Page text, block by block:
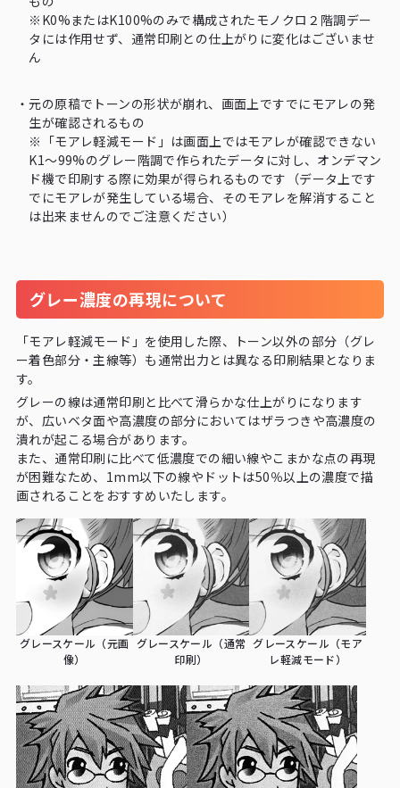
※K0%またはK100%のみで構成されたモノクロ２階調デー
タには作用せず、通常印刷との仕上がりに変化はございませ
ん
・元の原稿でトーンの形状が崩れ、画面上ですでにモアレの発
生が確認されるもの
※「モアレ軽減モード」は画面上ではモアレが確認できない
K1〜99%のグレー階調で作られたデータに対し、オンデマン
ド機で印刷する際に効果が得られるものです（データ上です
でにモアレが発生している場合、そのモアレを解消すること
は出来ませんのでご注意ください）
グレー濃度の再現について
「モアレ軽減モード」を使用した際、トーン以外の部分（グレ
ー着色部分・主線等）も通常出力とは異なる印刷結果となりま
す。
グレーの線は通常印刷と比べて滑らかな仕上がりになります
が、広いベタ面や高濃度の部分においてはザラつきや高濃度の
潰れが起こる場合があります。
また、通常印刷に比べて低濃度での細い線やこまかな点の再現
が困難なため、1mm以下の線やドットは50％以上の濃度で描
画されることをおすすめいたします。
グレースケール（元画
像）
グレースケール（通常
印刷）
グレースケール（モア
レ軽減モード）